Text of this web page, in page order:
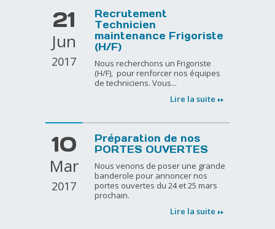
21
Jun
2017
Recrutement
Technicien
maintenance Frigoriste
(H/F)
Nous recherchons un Frigoriste
(H/F), pour renforcer nos équipes
de techniciens. Vous...
Lire la suite
10
Mar
2017
Préparation de nos
PORTES OUVERTES
Nous venons de poser une grande
banderole pour annoncer nos
portes ouvertes du 24 et 25 mars
prochain.
Lire la suite